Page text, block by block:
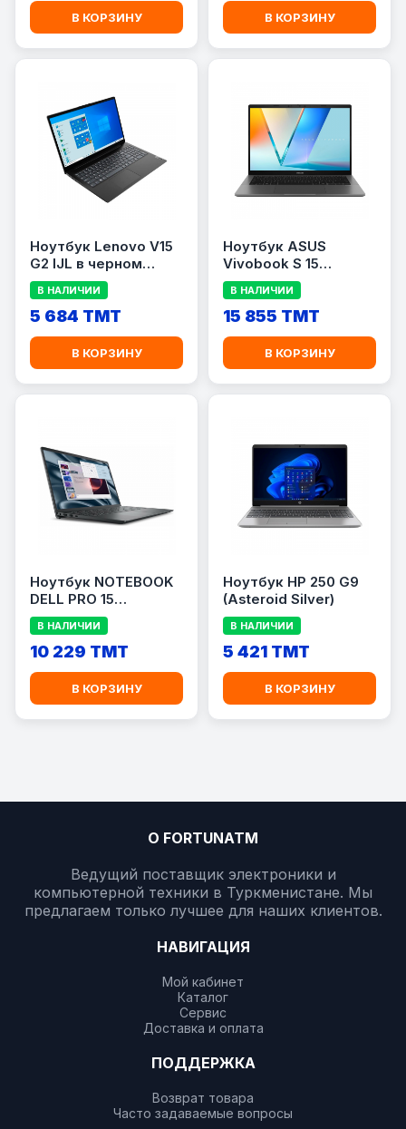
В КОРЗИНУ В КОРЗИНУ
Ноутбук Lenovo V15
G2 IJL в черном
цвете
В НАЛИЧИИ
5 684 TMT
В КОРЗИНУ
Ноутбук ASUS
Vivobook S 15
S3607QA-SH042W
(Cool Silver) —
Copilot+ PC
В НАЛИЧИИ
15 855 TMT
В КОРЗИНУ
Ноутбук NOTEBOOK
DELL PRO 15
ESSENTIAL PV15250
В НАЛИЧИИ
10 229 TMT
В КОРЗИНУ
Ноутбук HP 250 G9
(Asteroid Silver)
В НАЛИЧИИ
5 421 TMT
В КОРЗИНУ
О FORTUNATM
Ведущий поставщик электроники и
компьютерной техники в Туркменистане. Мы
предлагаем только лучшее для наших клиентов.
НАВИГАЦИЯ
Мой кабинет
Каталог
Сервис
Доставка и оплата
ПОДДЕРЖКА
Возврат товара
Часто задаваемые вопросы